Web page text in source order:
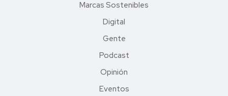
Marcas Sostenibles
Digital
Gente
Podcast
Opinión
Eventos